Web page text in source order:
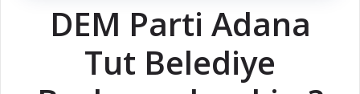
DEM Parti Adana
Tut Belediye